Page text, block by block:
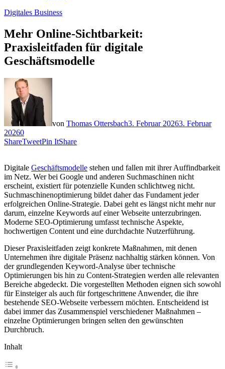
Digitales Business
Mehr Online-Sichtbarkeit:
Praxisleitfaden für digitale
Geschäftsmodelle
von Thomas Ottersbach3. Februar 20263. Februar
20260
ShareTweetPin ItShare
Digitale Geschäftsmodelle stehen und fallen mit ihrer Auffindbarkeit
im Netz. Wer bei Google und anderen Suchmaschinen nicht
erscheint, existiert für potenzielle Kunden schlichtweg nicht.
Suchmaschinenoptimierung bildet daher das Fundament jeder
erfolgreichen Online-Strategie. Dabei geht es längst nicht mehr nur
darum, einzelne Keywords auf einer Webseite unterzubringen.
Moderne SEO-Optimierung umfasst technische Aspekte,
hochwertigen Content und eine durchdachte Nutzerführung.
Dieser Praxisleitfaden zeigt konkrete Maßnahmen, mit denen
Unternehmen ihre digitale Präsenz nachhaltig stärken können. Von
der grundlegenden Keyword-Analyse über technische
Optimierungen bis hin zu Content-Strategien werden alle relevanten
Bereiche abgedeckt. Die vorgestellten Methoden eignen sich sowohl
für Einsteiger als auch für fortgeschrittene Anwender, die ihre
bestehende SEO-Webseite verbessern möchten. Entscheidend ist
dabei immer das Zusammenspiel verschiedener Maßnahmen –
einzelne Optimierungen bringen selten den gewünschten
Durchbruch.
Inhalt